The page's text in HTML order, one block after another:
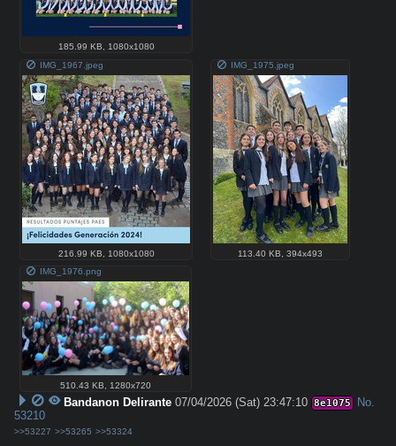
185.99 KB
1080x1080
IMG_1967.jpeg
216.99 KB 1080x1080
IMG_1975.jpeg
113.40 KB
394x493
IMG_1976.png
510.43 KB 1280x720
Bandanon Delirante 07/04/2026 (Sat) 23:47:10 8e1075
No.
53210
>>53227 >>53265 >>53324